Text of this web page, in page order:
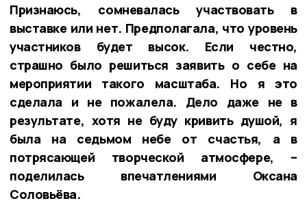
Признаюсь, сомневалась участвовать в
выставке или нет. Предполагала, что уровень
участников будет высок. Если честно,
страшно было решиться заявить о себе на
мероприятии такого масштаба. Но я это
сделала и не пожалела. Дело даже не в
результате, хотя не буду кривить душой, я
была на седьмом небе от счастья, а в
потрясающей творческой атмосфере, –
поделилась впечатлениями Оксана
Соловьёва.